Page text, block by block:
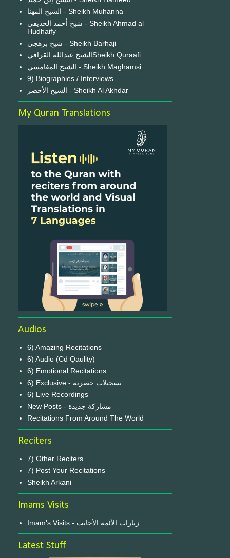
الشيخ المهنا - Sheikh Muhanna
شيخ أحمد الحذيفي - Sheikh Ahmad al
Hudhaify
شيخ برهجي - Sheikh Barhaji
الشيخ عبدالله القرافيSheikh Quraafi
الشيخ المغامسي - Sheikh Maghamsi
9) Biographies / Interviews
الشيخ الأخضر - Sheikh Al Akhdar
My Quran Translations
Audios
6) Amazing Recitations
6) Audio (Cd Qaulity)
6) Emotional Recitations
6) Exclusive - تسجيلات حصرية
6) Live Recordings
New Posts - مشاركة جديدة
Recitations From Around The World
Reciters
7) Other Reciters
7) Post Your Recitations
Sheikh Arkani
Imams Visits
Imam's Visits - زيارات الأئمة الأجانب
Latest Stuff